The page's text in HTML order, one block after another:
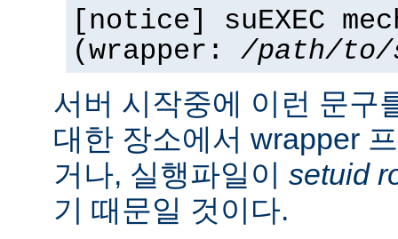
[notice] suEXEC
(wrapper: /path/to/
서버 시작중에 이런 문구
대한 장소에서 wrapper
거나, 실행파일이 setuid
기 때문일 것이다.